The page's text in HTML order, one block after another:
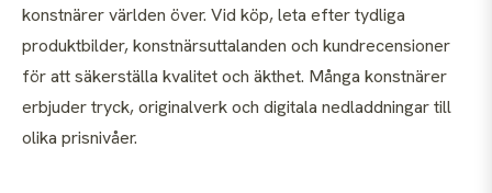
konstnärer världen över. Vid köp, leta efter tydliga
produktbilder, konstnärsuttalanden och kundrecensioner
för att säkerställa kvalitet och äkthet. Många konstnärer
erbjuder tryck, originalverk och digitala nedladdningar till
olika prisnivåer.